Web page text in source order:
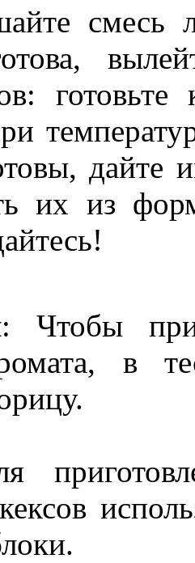
смесь
готовьте
дайте
их из
: Чтобы
в